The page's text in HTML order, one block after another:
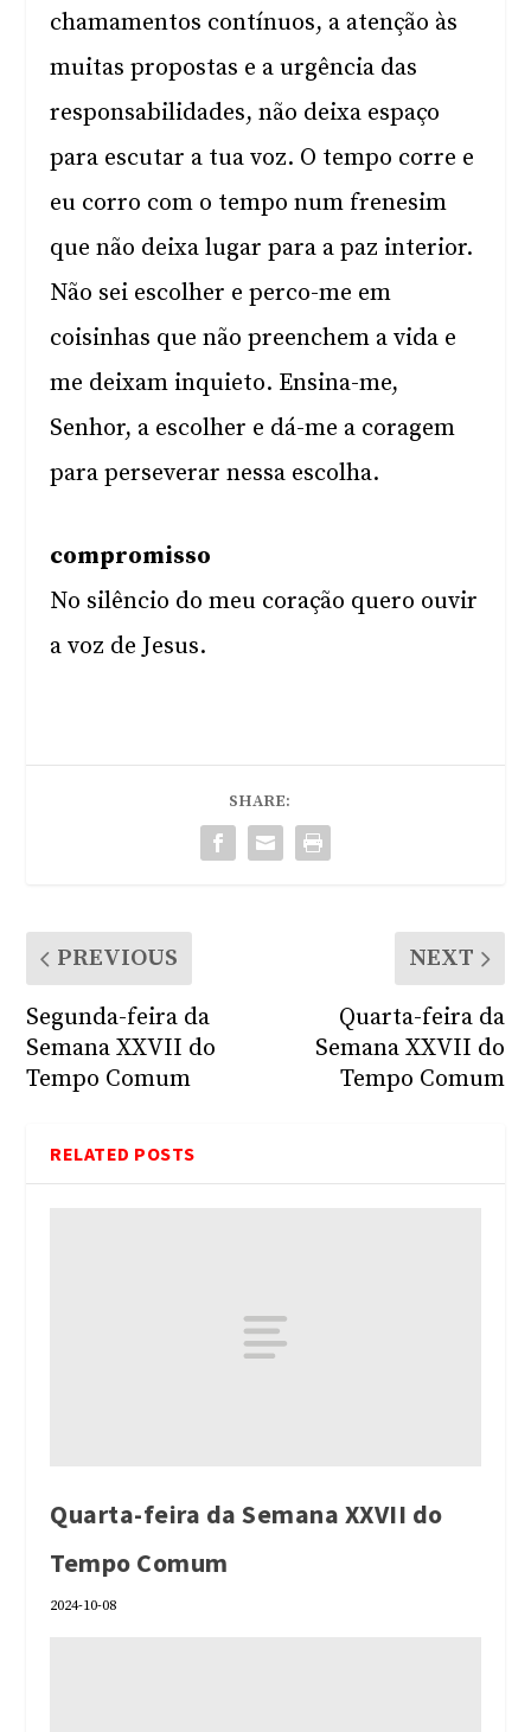
chamamentos contínuos, a atenção às
muitas propostas e a urgência das
responsabilidades, não deixa espaço
para escutar a tua voz. O tempo corre e
eu corro com o tempo num frenesim
que não deixa lugar para a paz interior.
Não sei escolher e perco-me em
coisinhas que não preenchem a vida e
me deixam inquieto. Ensina-me,
Senhor, a escolher e dá-me a coragem
para perseverar nessa escolha.
compromisso
No silêncio do meu coração quero ouvir
a voz de Jesus.
SHARE:
PREVIOUS
Segunda-feira da
Semana XXVII do
Tempo Comum
NEXT
Quarta-feira da
Semana XXVII do
Tempo Comum
RELATED POSTS
Quarta-feira da Semana XXVII do
Tempo Comum
2024-10-08